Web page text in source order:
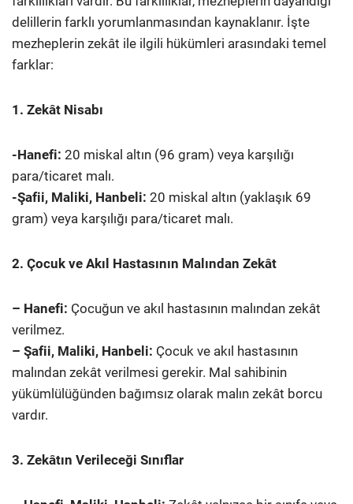
delillerin farklı yorumlanmasından kaynaklanır. İşte
mezheplerin zekât ile ilgili hükümleri arasındaki temel
farklar:
1. Zekât Nisabı
-Hanefi: 20 miskal altın (96 gram) veya karşılığı
para/ticaret malı.
-Şafii, Maliki, Hanbeli: 20 miskal altın (yaklaşık 69
gram) veya karşılığı para/ticaret malı.
2. Çocuk ve Akıl Hastasının Malından Zekât
– Hanefi: Çocuğun ve akıl hastasının malından zekât
verilmez.
– Şafii, Maliki, Hanbeli: Çocuk ve akıl hastasının
malından zekât verilmesi gerekir. Mal sahibinin
yükümlülüğünden bağımsız olarak malın zekât borcu
vardır.
3. Zekâtın Verileceği Sınıflar